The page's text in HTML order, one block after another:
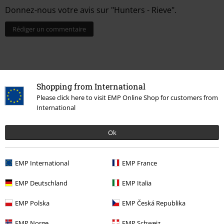
Shopping from International
Please click here to visit EMP Online Shop for customers from
International
Ok
EMP International EMP France
EMP Deutschland EMP Italia
EMP Polska EMP Česká Republika
Donnez-nous votre avis sur "Hunters - Rieve".
Rédiger un commentaire
Plus de catégories. Plus d'options.
Promos % Films & TV
Promos % Femme T-Shirts & Tops T-Shirts
Young Rebels